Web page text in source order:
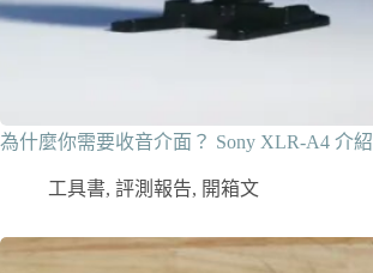
為什麼你需要收音介面？ Sony XLR-A4 介紹
工具書, 評測報告, 開箱文